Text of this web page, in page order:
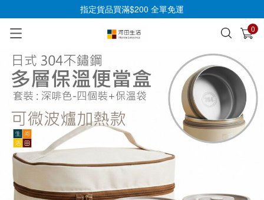
指定貨品買滿$200 全單免運
0
已加入購物車 查看